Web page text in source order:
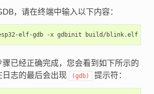
，请在终端中输入以下内容：
xtensa-esp32-elf-gdb -x gdbinit build/blink.elf
骤已经正确完成，您会看到如下所示的
日志的最后会出现
(gdb) 提示符：